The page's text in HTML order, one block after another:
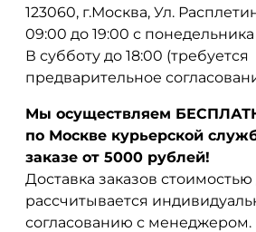
123060, г.Москва, Ул.
09:00 до 19:00 с
В субботу до 18:00 (требуется
предварительное
Мы осуществляем
по Москве курьерской
заказе от 5000 рублей!
Доставка заказов
рассчитывается
согласованию с менеджером.